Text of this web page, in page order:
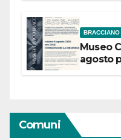
BRACCIANO
Museo
agosto
Comuni